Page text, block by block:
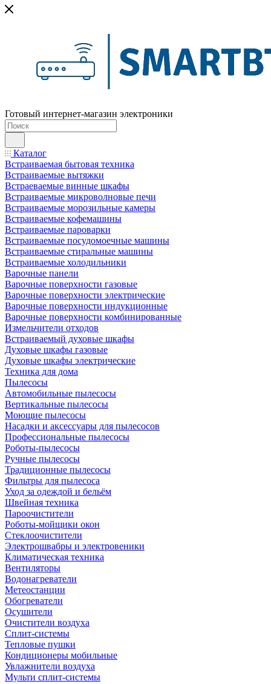
Готовый интернет-магазин электроники
Каталог
Встраиваемая бытовая техника
Встраиваемые вытяжки
Встраеваемые винные шкафы
Встраиваемые микроволновые печи
Встраиваемые морозильные камеры
Встраиваемые кофемашины
Встраиваемые пароварки
Встраиваемые посудомоечные машины
Встраиваемые стиральные машины
Встраиваемые холодильники
Варочные панели
Варочные поверхности газовые
Варочные поверхности электрические
Варочные поверхности индукционные
Варочные поверхности комбинированные
Измельчители отходов
Встраиваемый духовые шкафы
Духовые шкафы газовые
Духовые шкафы электрические
Техника для дома
Пылесосы
Автомобильные пылесосы
Вертикальные пылесосы
Моющие пылесосы
Насадки и аксессуары для пылесосов
Профессиональные пылесосы
Роботы-пылесосы
Ручные пылесосы
Традиционные пылесосы
Фильтры для пылесоса
Уход за одеждой и бельём
Швейная техника
Пароочистители
Роботы-мойщики окон
Стеклоочистители
Электрошвабры и электровеники
Климатическая техника
Вентиляторы
Водонагреватели
Метеостанции
Обогреватели
Осушители
Очистители воздуха
Сплит-системы
Тепловые пушки
Кондиционеры мобильные
Увлажнители воздуха
Мульти сплит-системы